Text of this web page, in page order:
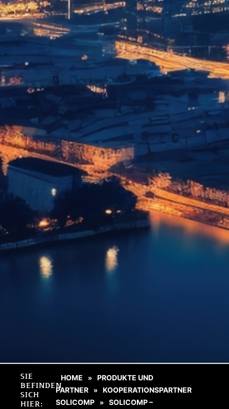
SIE
BEFINDEN
SICH
HIER:
HOME »
PRODUKTE UND
PARTNER
»
KOOPERATIONSPARTNER
SOLICOMP
»
SOLICOMP –